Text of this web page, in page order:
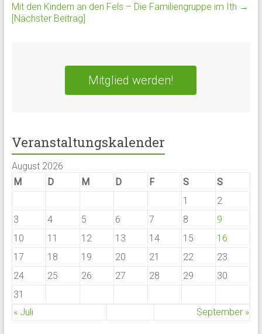
Mit den Kindern an den Fels – Die Familiengruppe im Ith →
[Nächster Beitrag]
Mitglied werden!
Veranstaltungskalender
August 2026
M
D M D F S
S
1
2
3
4 5 6 7 8
9
10
11 12 13 14 15
16
17
18 19 20 21 22
23
24
25 26 27 28 29
30
31
« Juli
September »